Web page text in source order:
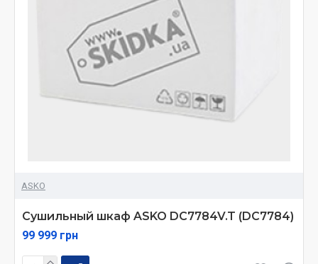
ASKO
Сушильный шкаф ASKO DC7784V.T (DC7784)
99 999 грн